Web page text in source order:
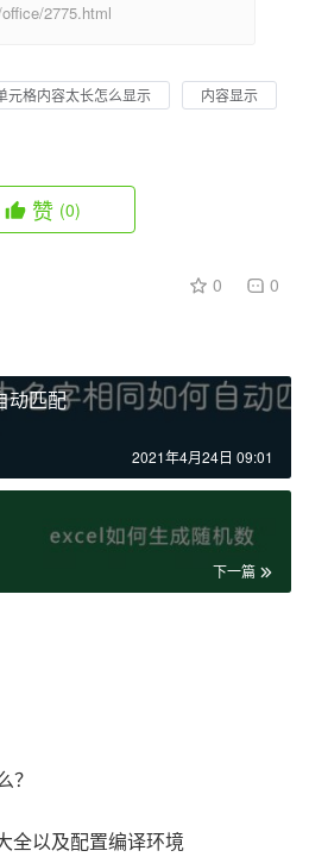
2775.html
元格内容太长怎么显示
内容显示
赞 (0)
0 0
动匹配
2021年4月24日 09:01
下一篇
？
全以及配置编译环境